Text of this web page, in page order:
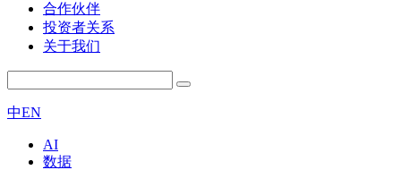
合作伙伴
投资者关系
关于我们
中EN
AI
数据